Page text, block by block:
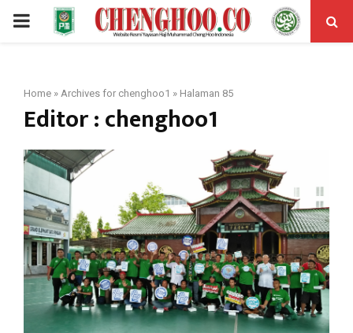
PRIMARY
Home » Archives for chenghoo1 » Halaman 85
Editor :chenghoo1